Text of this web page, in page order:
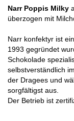
Narr Poppis Milky​
überzogen mit
Narr konfektyr ist
1993 gegründet
Schokolade
selbstverständlich
der Dragees und
sorgfältigst aus.
Der Betrieb ist